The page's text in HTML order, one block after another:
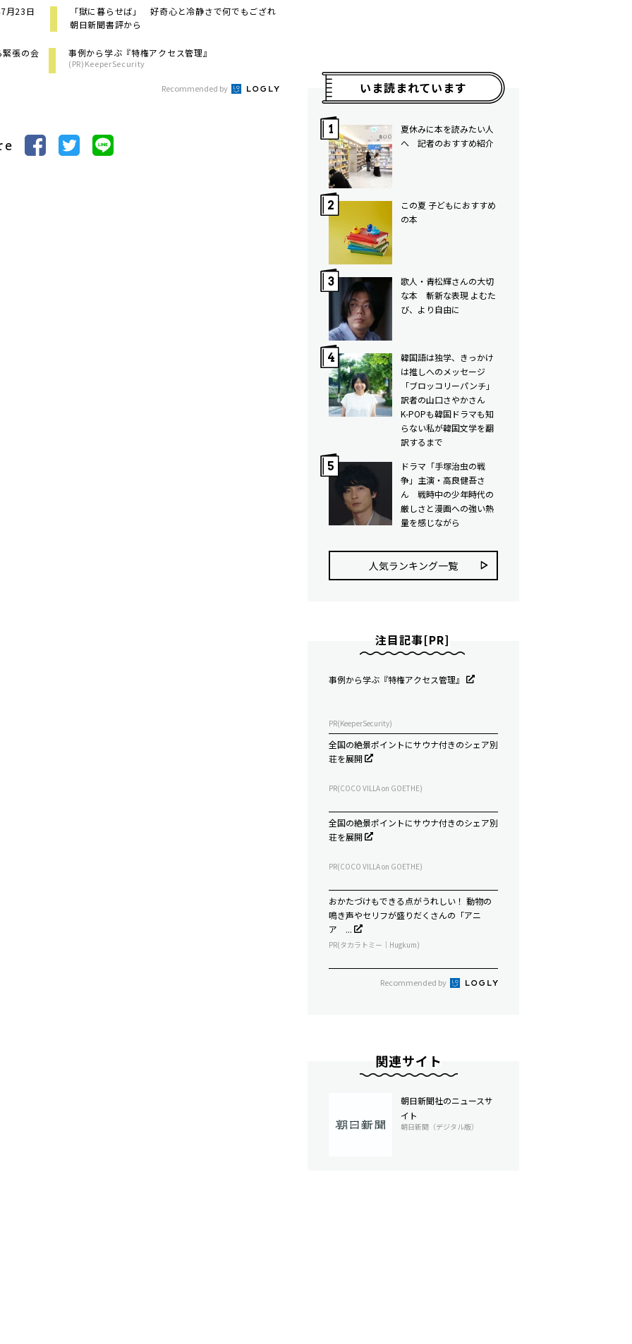
月23日
「獄に暮らせば」 好奇心と冷静さで何でもござれ
朝日新聞書評から
緊張の会 事例から学ぶ『特権アクセス管理』
(PR)KeeperSecurity
Recommended by いま読まれています
夏休みに本を読みたい人
へ 記者のおすすめ紹介
この夏 子どもにおすすめ
の本
歌人・青松輝さんの大切
な本 斬新な表現 よむた
び、より自由に
韓国語は独学、きっかけ
は推しへのメッセージ
「ブロッコリーパンチ」
訳者の山口さやかさん
K-POPも韓国ドラマも知
らない私が韓国文学を翻
訳するまで
ドラマ「手塚治虫の戦
争」主演・高良健吾さ
ん 戦時中の少年時代の
厳しさと漫画への強い熱
量を感じながら
人気ランキング⼀覧
注目記事[PR]
事例から学ぶ『特権アクセス管理』
PR(KeeperSecurity)
全国の絶景ポイントにサウナ付きのシェア別
荘を展開
PR(COCO VILLA on GOETHE)
全国の絶景ポイントにサウナ付きのシェア別
荘を展開
PR(COCO VILLA on GOETHE)
おかたづけもできる点がうれしい！ 動物の
鳴き声やセリフが盛りだくさんの「アニ
ア ...
PR(タカラトミー｜Hugkum)
Recommended by
関連サイト
朝日新聞社のニュースサ
イト
朝日新聞（デジタル版）